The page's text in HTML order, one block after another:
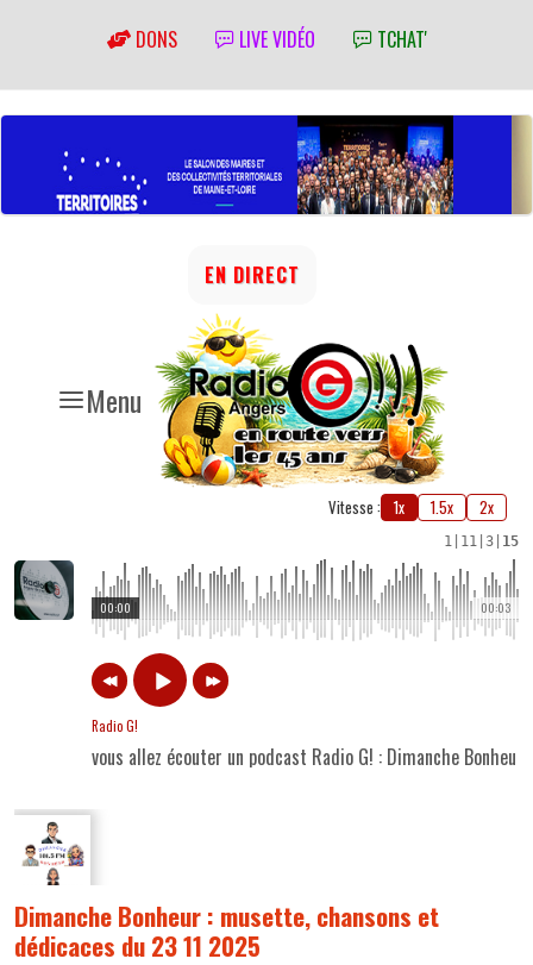
DONS LIVE VIDÉO TCHAT'
Menu
EN DIRECT
Vitesse : 1x 1.5x 2x
1 11 3 15
00:03
00:00
Radio G!
vous allez écouter un podcast Radio G! : Dimanche
Dimanche Bonheur : musette, chansons et
dédicaces du 23 11 2025